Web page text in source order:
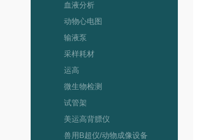
血液分析
动物心电图
输液泵
采样耗材
运高
微生物检测
试管架
美运高背膘仪
兽用B超仪/动物成像设备